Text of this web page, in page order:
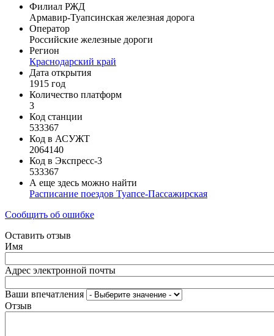
Филиал РЖД
Армавир-Туапсинская железная дорога
Оператор
Российские железные дороги
Регион
Краснодарский край
Дата открытия
1915 год
Количество платформ
3
Код станции
533367
Код в АСУЖТ
2064140
Код в Экспресс-3
533367
А еще здесь можно найти
Расписание поездов Туапсе-Пассажирская
Сообщить об ошибке
Оставить отзыв
Имя
Адрес электронной почты
Ваши впечатления
Отзыв